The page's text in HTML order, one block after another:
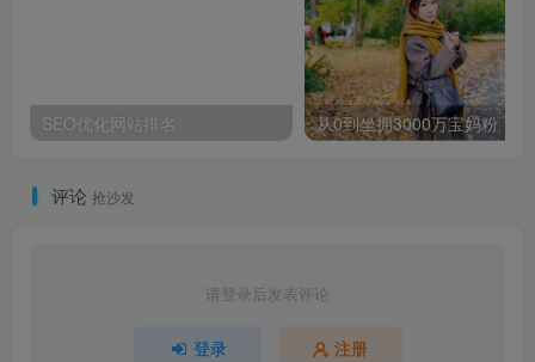
SEO优化网站排名
评论 抢沙发
请登录后发表评论
登录 注册